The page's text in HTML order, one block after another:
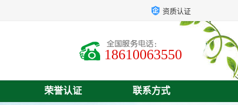
资质认证
18610063550
荣誉认证 联系方式